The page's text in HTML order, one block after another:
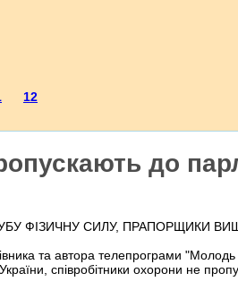
12
до
ФІЗИЧНУ СИЛУ, ПРАПОРЩИКИ
та автора телепрограми
співробітники охорони не